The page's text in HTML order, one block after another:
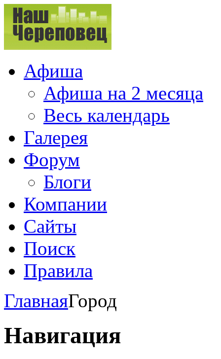
Афиша
Афиша на 2 месяца
Весь календарь
Галерея
Форум
Блоги
Компании
Сайты
Поиск
Правила
ГлавнаяГород
Навигация